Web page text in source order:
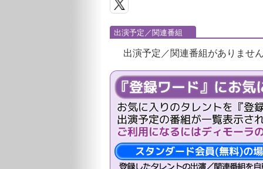
出演予定／関連番組
出演予定／関連番組がありませ